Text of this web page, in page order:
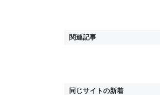
関連記事
同じサイトの新着